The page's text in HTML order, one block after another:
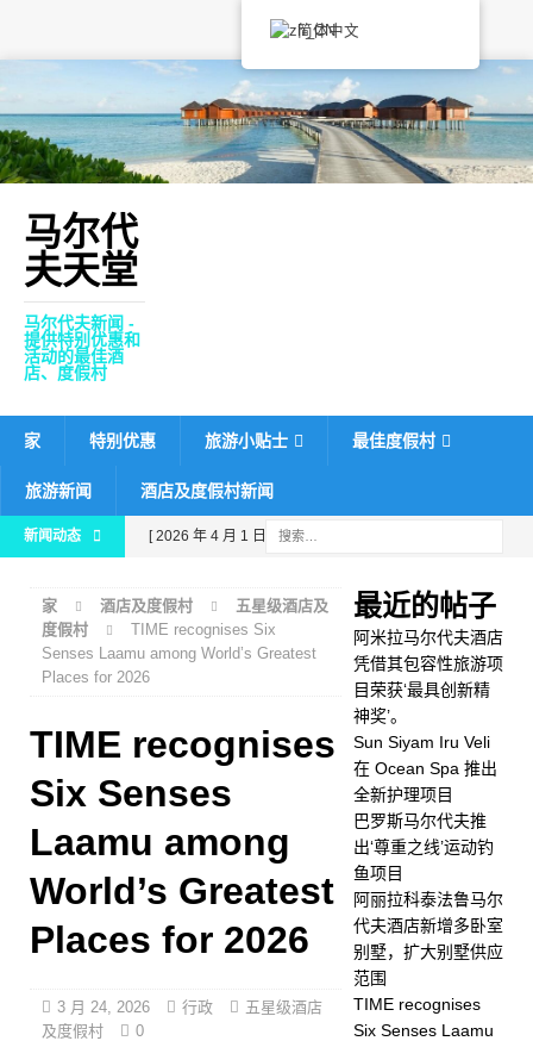
马尔代
夫天堂
马尔代夫新闻 -
提供特别优惠和
活动的最佳酒
店、度假村
家 特别优惠 旅游小贴士 最佳度假村
旅游新闻 酒店及度假村新闻
新闻动态 [ 2026 年 4 月 1 日 ] 阿米拉
旅游项目荣获‘最具创新精神
奖’。 五星级酒店及度假
[ 2026 年 3 月 30 日 ] Sun
健康
[ 2026 年 3 月 30 日 ] 巴罗
斯马尔代夫推出‘尊重之
家 酒店及度假村
五星级酒店及
度假村
TIME recognises Six
Senses Laamu among World’s Greatest
Places for 2026
TIME recognises
Six Senses
Laamu among
World’s Greatest
Places for 2026
3 月 24, 2026 行政
五星级酒店
及度假村
0
最近的帖子
阿米拉马尔代夫酒店
凭借其包容性旅游项
目荣获‘最具创新精
神奖’。
Sun Siyam Iru Veli
在 Ocean Spa 推出
全新护理项目
巴罗斯马尔代夫推
出‘尊重之线’运动钓
鱼项目
阿丽拉科泰法鲁马尔
代夫酒店新增多卧室
别墅，扩大别墅供应
范围
TIME recognises
Six Senses Laamu
简体中文